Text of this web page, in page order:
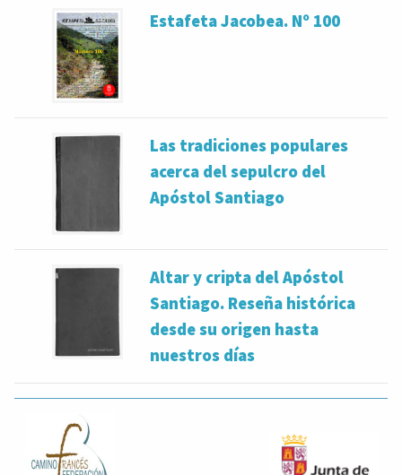
Estafeta Jacobea. Nº 100
Las tradiciones populares
acerca del sepulcro del
Apóstol Santiago
Altar y cripta del Apóstol
Santiago. Reseña histórica
desde su origen hasta
nuestros días